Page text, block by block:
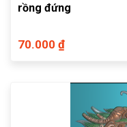
rồng đứng
70.000 ₫